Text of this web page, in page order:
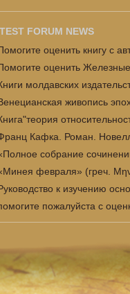
FORUM NEWS
оценить книгу с
оценить
молдавских
живопись
Кафка. Роман.
собрание
февраля» (греч.
к изучению
пожалуйста с